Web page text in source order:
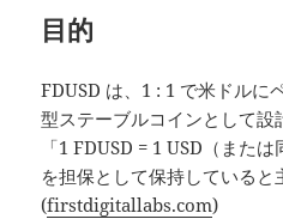
目的
FDUSD は、1 : 1 で米ドルに
型ステーブルコインとして
「1 FDUSD = 1 USD（また
を担保として保持していると
(firstdigitallabs.com)